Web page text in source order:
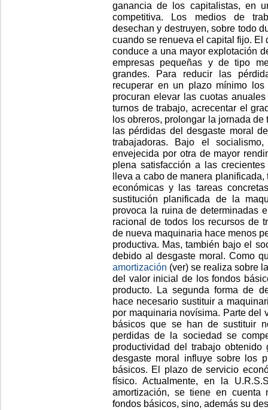
ganancia de los capitalistas, en
competitiva. Los medios de
desechan y destruyen, sobre todo
cuando se renueva el capital fijo.
conduce a una mayor explotación
empresas pequeñas y de tipo
grandes. Para reducir las
recuperar en un plazo mínimo
procuran elevar las cuotas
turnos de trabajo, acrecentar el
los obreros, prolongar la jornada
las pérdidas del desgaste moral
trabajadoras. Bajo el
envejecida por otra de mayor
plena satisfacción a las
lleva a cabo de manera
económicas y las tareas
sustitución planificada de la
provoca la ruina de determinadas
racional de todos los recursos de
de nueva maquinaria hace menos
productiva. Mas, también bajo el
debido al desgaste moral. Como
amortización (ver) se realiza sobre
del valor inicial de los fondos
producto. La segunda forma de
hace necesario sustituir a
por maquinaria novísima. Parte del
básicos que se han de sustituir
perdidas de la sociedad se
productividad del trabajo
desgaste moral influye sobre los
básicos. El plazo de servicio
físico. Actualmente, en la
amortización, se tiene en
fondos básicos, sino, además su